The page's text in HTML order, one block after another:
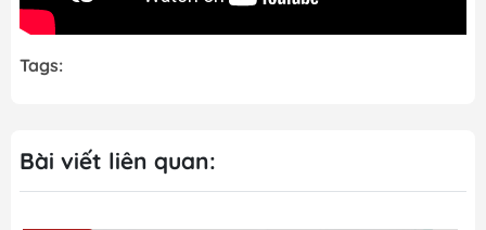
Tags:
Bài viết liên quan: